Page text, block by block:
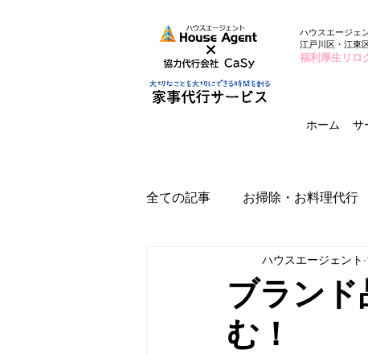
ハウスエージェ
江戸川区・江東
福利厚生リロ
ホーム サ
全ての記事 お掃除・お料理代行
ブラン
む！
ハウスエージェント